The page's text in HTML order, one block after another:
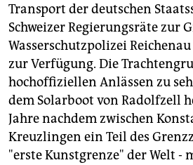
Transport der deutschen
Schweizer Regierungsräte zur
Wasserschutzpolizei
zur Verfügung. Die
hochoffiziellen Anlässen zu
dem Solarboot von Radolfzell
Jahre nachdem zwischen
Kreuzlingen ein Teil des
"erste Kunstgrenze" der Welt -